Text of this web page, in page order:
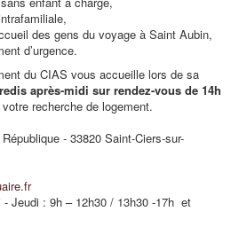
des gens du voyage à Saint Aubin,
d’urgence.
du CIAS vous accueille lors de sa
après-midi sur rendez-vous de 14h
recherche de logement.
- 33820 Saint-Ciers-sur-
- Jeudi : 9h – 12h30 / 13h30 -17h et